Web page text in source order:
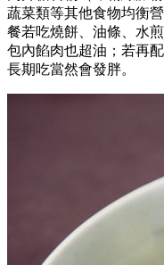
蔬菜類等其他食物均衡
餐若吃燒餅、油條、水
包內餡肉也超油；若再
長期吃當然會發胖。